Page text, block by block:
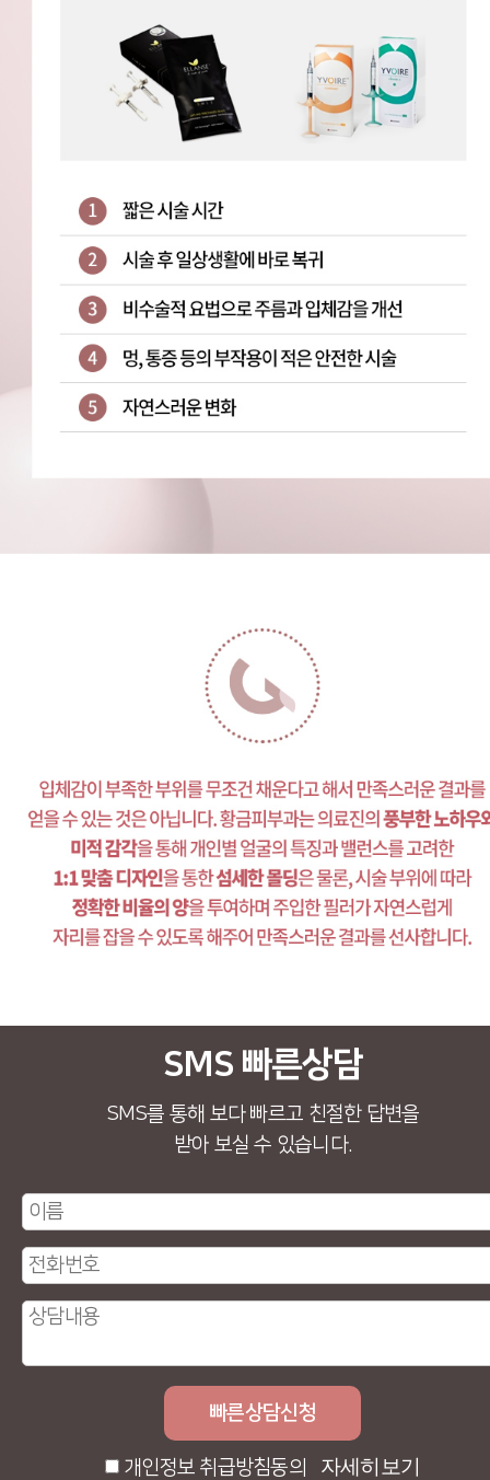
SMS 빠른상담
SMS를 통해 보다 빠르고 친절한 답변을
받아 보실 수 있습니다.
개인정보 취급방침동의 자세히보기